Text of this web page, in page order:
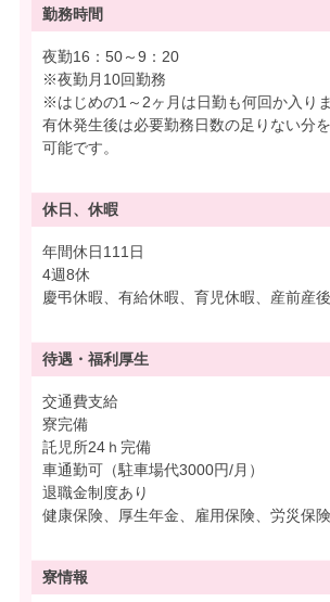
勤務時間
夜勤16：50～9：20
※夜勤月10回勤務
※はじめの1～2ヶ月は日勤も何回か入りま
有休発生後は必要勤務日数の足りない分
可能です。
休日、休暇
年間休日111日
4週8休
慶弔休暇、有給休暇、育児休暇、産前産
待遇・ 福利厚生
交通費支給
寮完備
託児所24ｈ完備
車通勤可（駐車場代3000円/月）
退職金制度あり
健康保険、厚生年金、雇用保険、労災保険
寮情報